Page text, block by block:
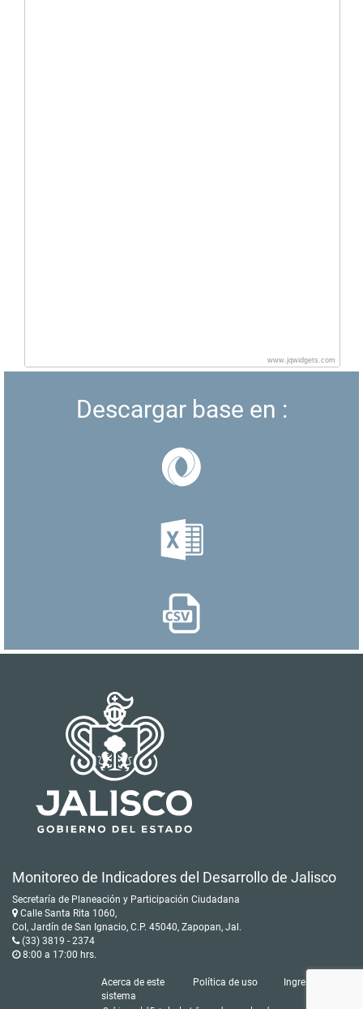
www.jqwidgets.com
Descargar base en :
Monitoreo de Indicadores del Desarrollo de Jalisco
Secretaría de Planeación y Participación Ciudadana
Calle Santa Rita 1060,
Col, Jardín de San Ignacio, C.P. 45040, Zapopan, Jal.
(33) 3819 - 2374
8:00 a 17:00 hrs.
Acerca de este
sistema
Política de uso Ingresar